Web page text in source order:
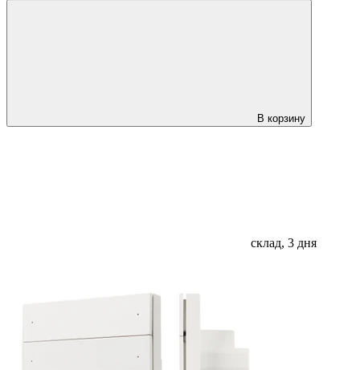
В корзину
склад, 3 дня